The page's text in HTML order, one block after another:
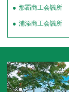
那覇商工会議所
浦添商工会議所